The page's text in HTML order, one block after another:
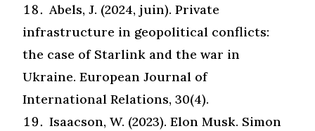
Abels, J. (2024, juin). Private
infrastructure in geopolitical conflicts:
the case of Starlink and the war in
Ukraine.European Journal of
International Relations, 30(4).
Isaacson, W. (2023). Elon Musk. Simon